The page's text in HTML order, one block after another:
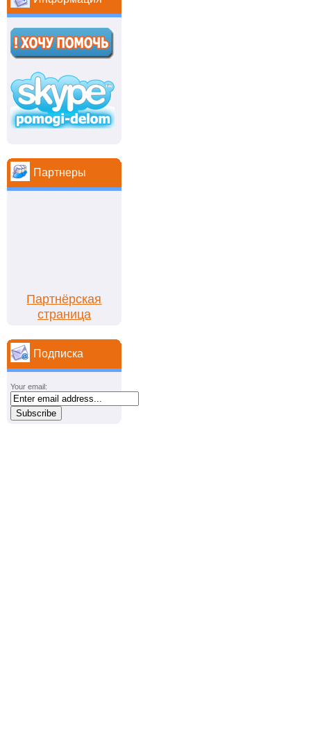
Партнеры
Партнёрская
страница
Подписка
Your email: